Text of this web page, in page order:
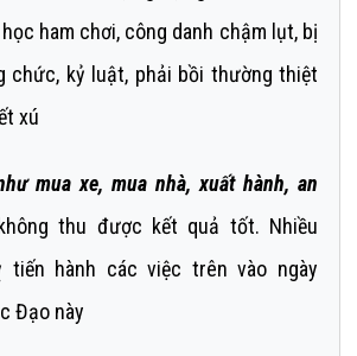
ham chơi, công danh chậm lụt, bị
chức, kỷ luật, phải bồi thường thiệt
xú
mua xe, mua nhà, xuất hành, an
thu được kết quả tốt. Nhiều
tiến hành các việc trên vào ngày
Đạo này